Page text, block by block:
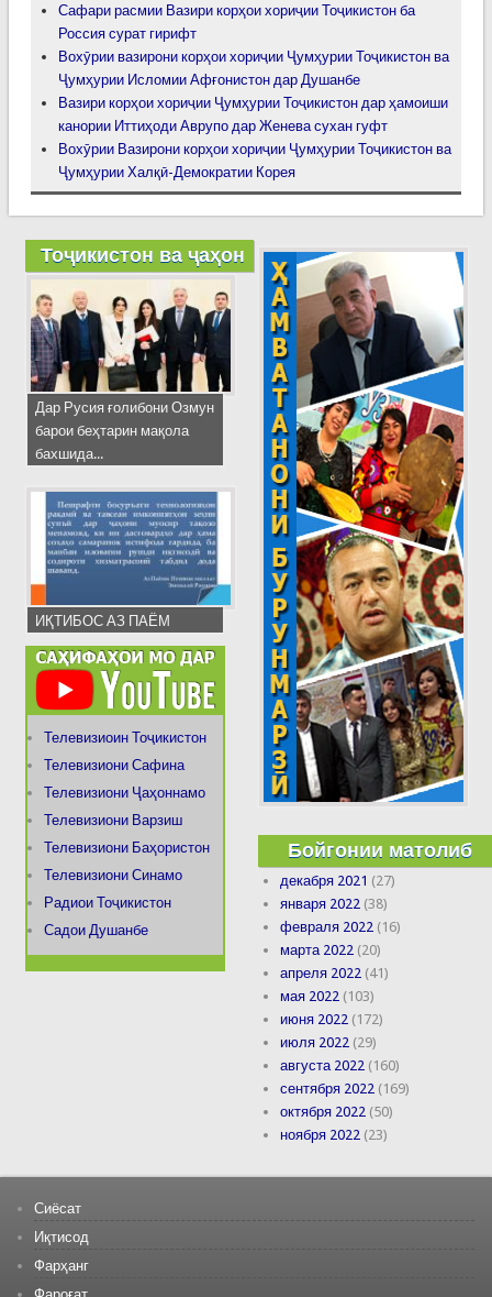
Сафари расмии Вазири корҳои хориҷии Тоҷикистон ба
Россия сурат гирифт
Вохӯрии вазирони корҳои хориҷии Ҷумҳурии Тоҷикистон ва
Ҷумҳурии Исломии Афғонистон дар Душанбе
Вазири корҳои хориҷии Ҷумҳурии Тоҷикистон дар ҳамоиши
канории Иттиҳоди Аврупо дар Женева сухан гуфт
Вохӯрии Вазирони корҳои хориҷии Ҷумҳурии Тоҷикистон ва
Ҷумҳурии Халқӣ-Демократии Корея
Тоҷикистон ва ҷаҳон
Дар Русия ғолибони Озмун
барои беҳтарин мақола
бахшида...
ИҚТИБОС АЗ ПАЁМ
Телевизиоин Тоҷикистон
Телевизиони Сафина
Телевизиони Ҷаҳоннамо
Телевизиони Варзиш
Телевизиони Баҳористон
Телевизиони Синамо
Радиои Тоҷикистон
Садои Душанбе
Бойгонии матолиб
декабря 2021 (27)
января 2022 (38)
февраля 2022 (16)
марта 2022 (20)
апреля 2022 (41)
мая 2022 (103)
июня 2022 (172)
июля 2022 (29)
августа 2022 (160)
сентября 2022 (169)
октября 2022 (50)
ноября 2022 (23)
Сиёсат
Иқтисод
Фарҳанг